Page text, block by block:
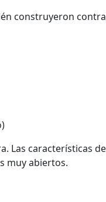
construyeron
Las características
muy abiertos.